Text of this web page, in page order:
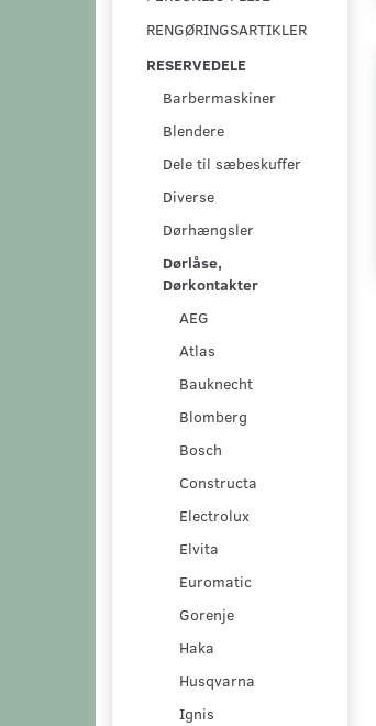
RENGØRINGSARTIKLER
RESERVEDELE
Barbermaskiner
Blendere
Dele til sæbeskuffer
Diverse
Dørhængsler
Dørlåse,
Dørkontakter
AEG
Atlas
Bauknecht
Blomberg
Bosch
Constructa
Electrolux
Elvita
Euromatic
Gorenje
Haka
Husqvarna
Ignis